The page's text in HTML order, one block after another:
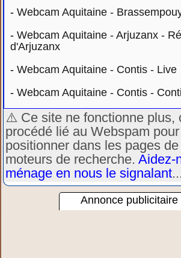
-Webcam Aquitaine -
-Webcam Aquitaine - Arjuzanx -
d'Arjuzanx
-Webcam Aquitaine - Contis - Live
-Webcam Aquitaine - Contis -
⚠️ Ce site ne fonctionne plus,
procédé lié au Webspam
positionner dans les pages
moteurs de recherche.Aidez-
ménage en nous le signalant...
Annonce publicitaire